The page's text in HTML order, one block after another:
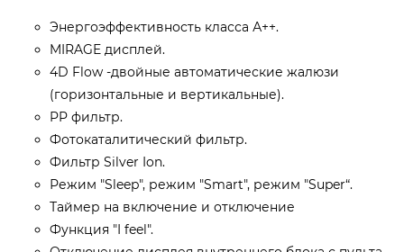
Энергоэффективность класса А++.
MIRAGE дисплей.
4D Flow -двойные автоматические жалюзи
(горизонтальные и вертикальные).
PP фильтр.
Фотокаталитический фильтр.
Фильтр Silver Ion.
Режим "Sleep", режим "Smart", режим "Super“.
Таймер на включение и отключение
Функция "I feel".